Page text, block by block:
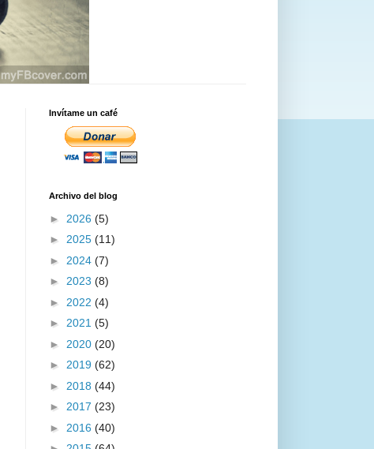
Invítame un café
Archivo del blog
► 2026 (5)
► 2025 (11)
► 2024 (7)
► 2023 (8)
► 2022 (4)
► 2021 (5)
► 2020 (20)
► 2019 (62)
► 2018 (44)
► 2017 (23)
► 2016 (40)